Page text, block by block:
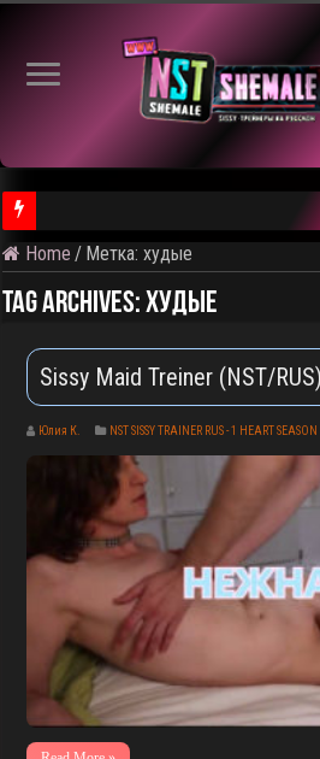
⚠️ Результаты голосования и тема
Home / Метка:худые
Tag Archives:худые
Sissy Maid Treiner (NST/
Юлия К. NST SISSY TRAINER RUS - 1 HEART SEASON